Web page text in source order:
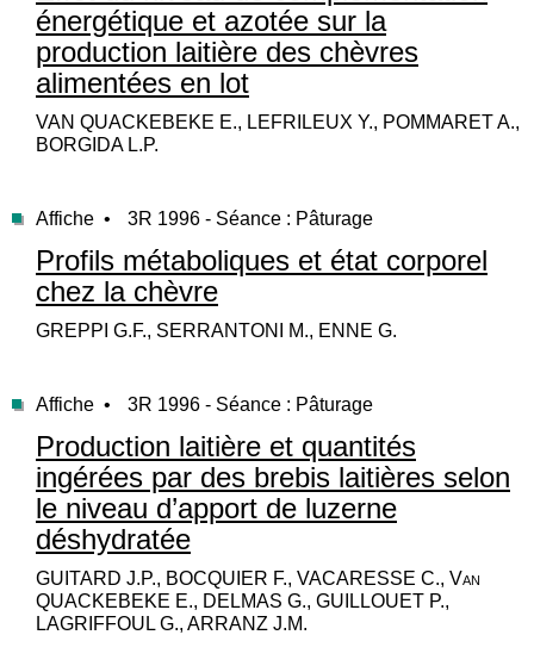
énergétique et azotée sur la
production laitière des chèvres
alimentées en lot
VAN QUACKEBEKE E., LEFRILEUX Y., POMMARET A.,
BORGIDA L.P.
Affiche • 3R 1996 - Séance : Pâturage
Profils métaboliques et état corporel
chez la chèvre
GREPPI G.F., SERRANTONI M., ENNE G.
Affiche • 3R 1996 - Séance : Pâturage
Production laitière et quantités
ingérées par des brebis laitières selon
le niveau d’apport de luzerne
déshydratée
GUITARD J.P., BOCQUIER F., VACARESSE C., Van
QUACKEBEKE E., DELMAS G., GUILLOUET P.,
LAGRIFFOUL G., ARRANZ J.M.